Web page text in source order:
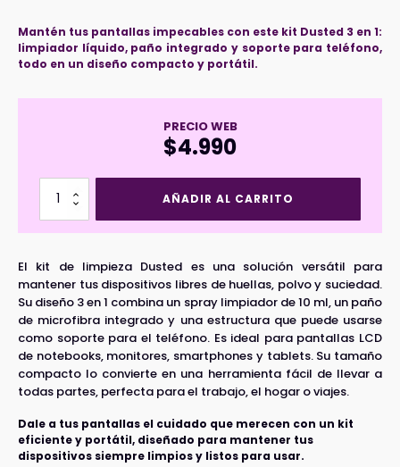
Mantén tus pantallas impecables con este kit Dusted 3 en 1:
limpiador líquido, paño integrado y soporte para teléfono,
todo en un diseño compacto y portátil.
PRECIO WEB
$4.990
Limpieza
Dusted
cantidad
AÑADIR AL CARRITO
El kit de limpieza Dusted es una solución versátil para
mantener tus dispositivos libres de huellas, polvo y suciedad.
Su diseño 3 en 1 combina un spray limpiador de 10 ml, un paño
de microfibra integrado y una estructura que puede usarse
como soporte para el teléfono. Es ideal para pantallas LCD
de notebooks, monitores, smartphones y tablets. Su tamaño
compacto lo convierte en una herramienta fácil de llevar a
todas partes, perfecta para el trabajo, el hogar o viajes.
Dale a tus pantallas el cuidado que merecen con un kit
eficiente y portátil, diseñado para mantener tus
dispositivos siempre limpios y listos para usar.